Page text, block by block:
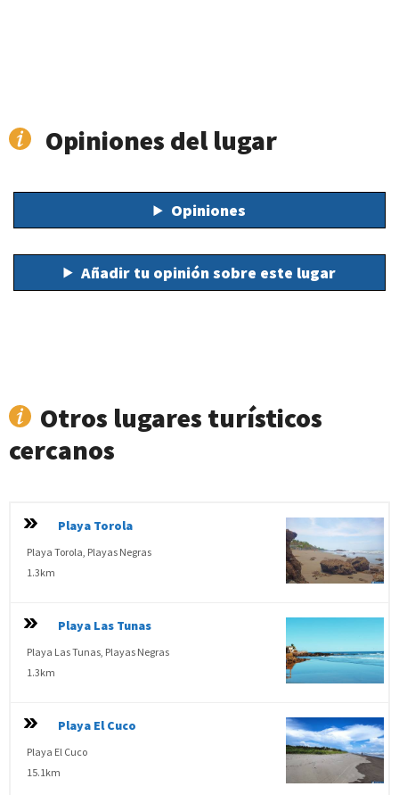
Opiniones del lugar
Opiniones
Añadir tu opinión sobre este lugar
Otros lugares turísticos
cercanos
Playa Torola
Playa Torola, Playas Negras
1.3km
Playa Las Tunas
Playa Las Tunas, Playas Negras
1.3km
Playa El Cuco
Playa El Cuco
15.1km